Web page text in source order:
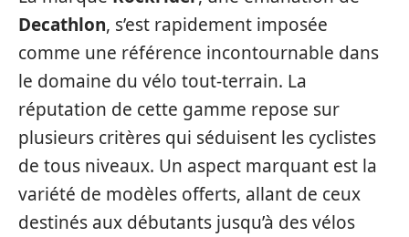
Decathlon, s’est rapidement imposée
comme une référence incontournable dans
le domaine du vélo tout-terrain. La
réputation de cette gamme repose sur
plusieurs critères qui séduisent les cyclistes
de tous niveaux. Un aspect marquant est la
variété de modèles offerts, allant de ceux
destinés aux débutants jusqu’à des vélos